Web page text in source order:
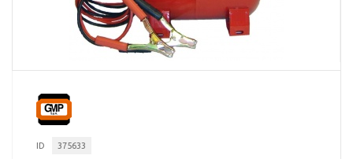
ID 375633